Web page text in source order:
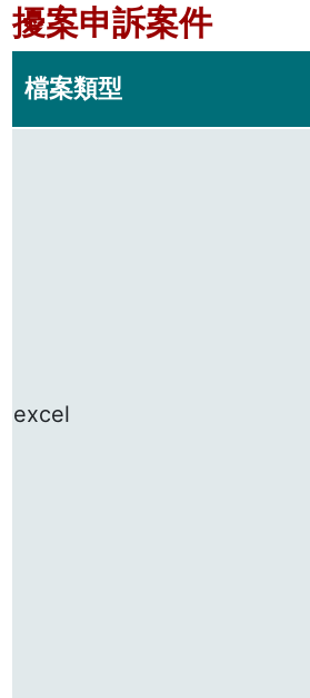
擾案申訴案件
檔案類型
excel